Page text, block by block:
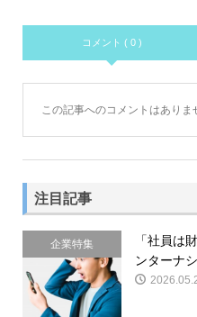
コメント ( 0 )
この記事へのコメントはありま
注目記事
企業特集
「社員は
ンターナ